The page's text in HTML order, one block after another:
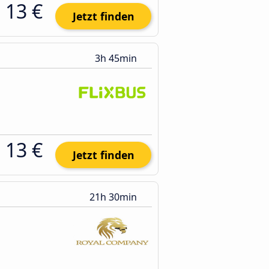
13 € Jetzt finden
3h 45min
13 € Jetzt finden
21h 30min